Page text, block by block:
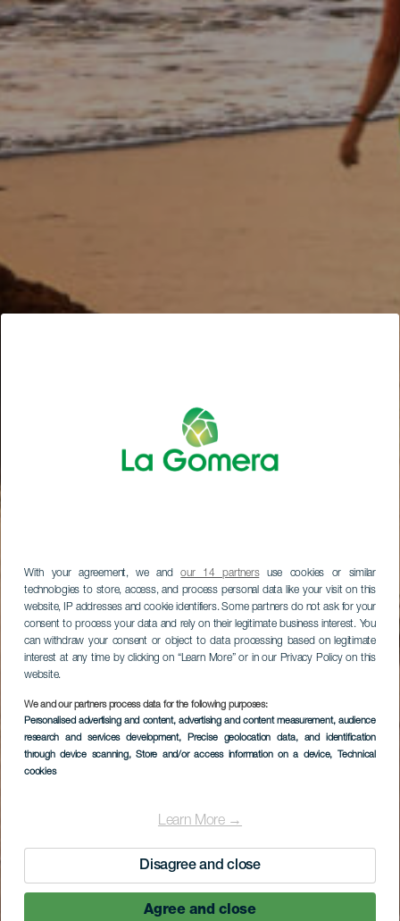
With your agreement, we andour 14 partnersuse cookies or similar
technologies to store, access, and process personal data like your visit on this
website, IP addresses and cookie identifiers. Some partners do not ask for your
consent to process your data and rely on their legitimate business interest. You
can withdraw your consent or object to data processing based on legitimate
interest at any time by clicking on “Learn More” or in our Privacy Policy on this
website.
We and our partners process data for the following purposes:
Personalised advertising and content, advertising and content measurement, audience
research and services development, Precise geolocation data, and identification
through device scanning, Store and/or access information on a device, Technical
cookies
Learn More →
Disagree and close
Agree and close